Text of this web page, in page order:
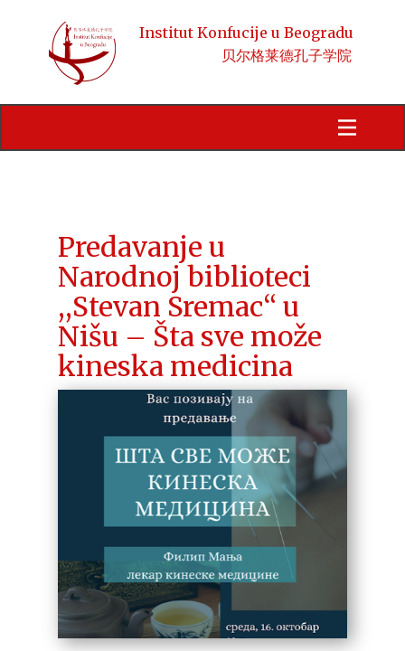
Institut Konfucije u Beogradu
贝尔格莱德孔子学院
Početna
Aktivnosti
Kineski jezik i kultura
Stipendije
O nama
Predavanje u
Narodnoj biblioteci
,,Stevan Sremac“ u
Nišu – Šta sve može
kineska medicina